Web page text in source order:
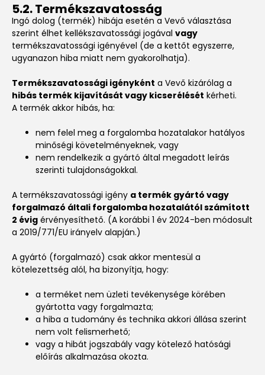
5.2. Termékszavatosság
Ingó dolog (termék) hibája esetén a Vevő választása
szerint élhet kellékszavatossági jogával vagy
termékszavatossági igényével (de a kettőt egyszerre,
ugyanazon hiba miatt nem gyakorolhatja).
Termékszavatossági igényként a Vevő kizárólag a
hibás termék kijavítását vagy kicserélését kérheti.
A termék akkor hibás, ha:
nem felel meg a forgalomba hozatalakor hatályos
minőségi követelményeknek, vagy
nem rendelkezik a gyártó által megadott leírás
szerinti tulajdonságokkal.
A termékszavatossági igény a termék gyártó vagy
forgalmazó általi forgalomba hozatalától számított
2 évig érvényesíthető. (A korábbi 1 év 2024-ben módosult
a 2019/771/EU irányelv alapján.)
A gyártó (forgalmazó) csak akkor mentesül a
kötelezettség alól, ha bizonyítja, hogy:
a terméket nem üzleti tevékenysége körében
gyártotta vagy forgalmazta;
a hiba a tudomány és technika akkori állása szerint
nem volt felismerhető;
vagy a hibát jogszabály vagy kötelező hatósági
előírás alkalmazása okozta.